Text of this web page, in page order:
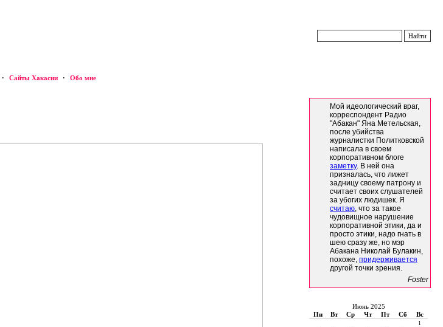
· Сайты Хакасии · Обо мне
Мой идеологический враг,
корреспондент Радио
"Абакан" Яна Метельская,
после убийства
журналистки Политковской
написала в своем
корпоративном блоге
заметку. В ней она
призналась, что лижет
задницу своему патрону и
считает своих слушателей
за убогих людишек. Я
считаю, что за такое
чудовищное нарушение
корпоративной этики, да и
просто этики, надо гнать в
шею сразу же, но мэр
Абакана Николай Булакин,
похоже, придерживается
другой точки зрения.
Foster
Июнь 2025
Пн
Вт Ср Чт Пт Сб Вс
1